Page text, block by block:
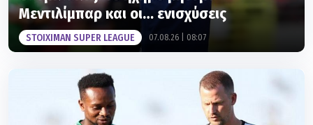
STOIXIMAN SUPER LEAGUE 07.08.26 | 08:07